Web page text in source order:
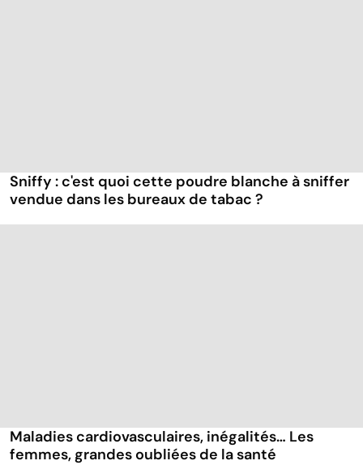
Sniffy : c'est quoi cette poudre blanche à sniffer
vendue dans les bureaux de tabac ?
Maladies cardiovasculaires, inégalités… Les
femmes, grandes oubliées de la santé